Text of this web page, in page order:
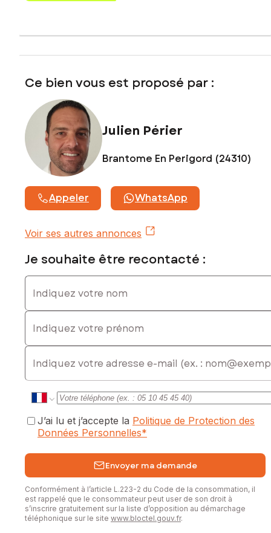
numéro 900 352 147
Ce bien vous est proposé par :
Julien Périer
Brantome En Perigord (24310)
Appeler WhatsApp
Voir ses autres annonces
Je souhaite être recontacté :
Indiquez votre nom
Indiquez votre prénom
E-mail
J’ai lu et j’accepte la Politique de Protection des
Données Personnelles*
Envoyer ma demande
Conformément à l’article L.223-2 du Code de la consommation, il
est rappelé que le consommateur peut user de son droit à
s’inscrire gratuitement sur la liste d’opposition au démarchage
téléphonique sur le site www.bloctel.gouv.fr.